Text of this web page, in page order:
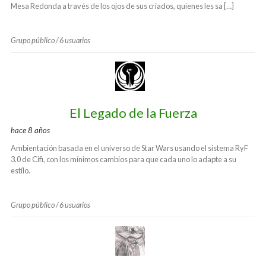
Mesa Redonda a través de los ojos de sus criados, quienes les sa […]
Grupo público / 6 usuarios
El Legado de la Fuerza
hace 8 años
Ambientación basada en el universo de Star Wars usando el sistema RyF
3.0 de Cifi, con los mínimos cambios para que cada uno lo adapte a su
estílo.
Grupo público / 6 usuarios